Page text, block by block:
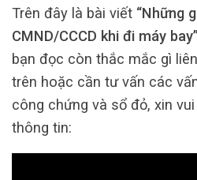
Trên đây là bài viết “Những
CMND/CCCD khi đi máy
bạn đọc còn thắc mắc gì
trên hoặc cần tư vấn các
công chứng và sổ đỏ, xin
thông tin: